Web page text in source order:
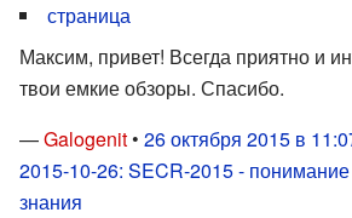
страница
Максим, привет! Всегда приятно и
твои емкие обзоры. Спасибо.
—Galogenit • 26 октября 2015 в
2015-10-26: SECR-2015 -
знания